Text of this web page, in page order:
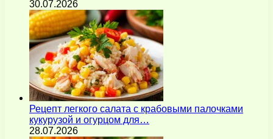
30.07.2026
Рецепт легкого салата с крабовыми палочками
кукурузой и огурцом для…
28.07.2026